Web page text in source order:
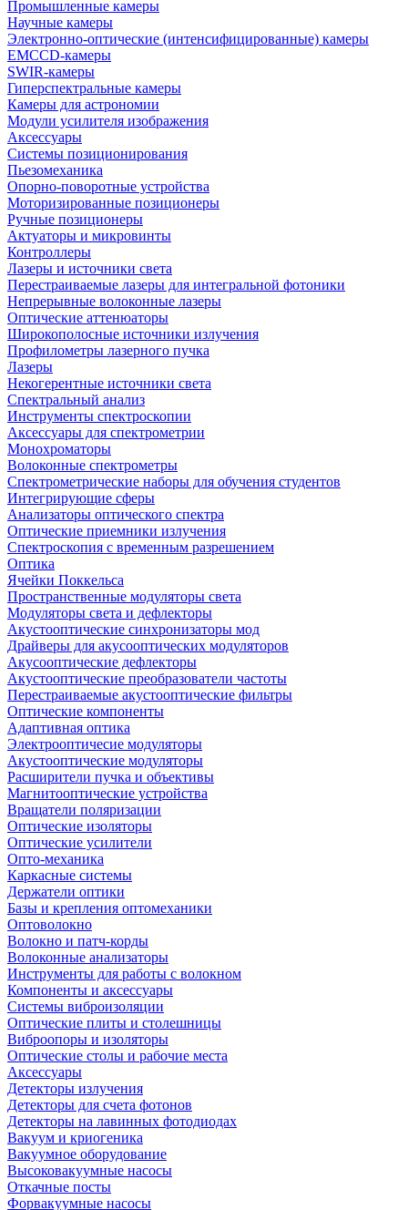
Промышленные камеры
Научные камеры
Электронно-оптические (интенсифицированные) камеры
EMCCD-камеры
SWIR-камеры
Гиперспектральные камеры
Камеры для астрономии
Модули усилителя изображения
Аксессуары
Системы позиционирования
Пьезомеханика
Опорно-поворотные устройства
Моторизированные позиционеры
Ручные позиционеры
Актуаторы и микровинты
Контроллеры
Лазеры и источники света
Перестраиваемые лазеры для интегральной фотоники
Непрерывные волоконные лазеры
Оптические аттенюаторы
Широкополосные источники излучения
Профилометры лазерного пучка
Лазеры
Некогерентные источники света
Спектральный анализ
Инструменты спектроскопии
Аксессуары для спектрометрии
Монохроматоры
Волоконные спектрометры
Спектрометрические наборы для обучения студентов
Интегрирующие сферы
Анализаторы оптического спектра
Оптические приемники излучения
Спектроскопия с временным разрешением
Оптика
Ячейки Поккельса
Пространственные модуляторы света
Модуляторы света и дефлекторы
Акустооптические синхронизаторы мод
Драйверы для акусооптических модуляторов
Акусооптические дефлекторы
Акустооптические преобразователи частоты
Перестраиваемые акустооптические фильтры
Оптические компоненты
Адаптивная оптика
Электрооптичесие модуляторы
Акустооптические модуляторы
Расширители пучка и объективы
Магнитооптические устройства
Вращатели поляризации
Оптические изоляторы
Оптические усилители
Опто-механика
Каркасные системы
Держатели оптики
Базы и крепления оптомеханики
Оптоволокно
Волокно и патч-корды
Волоконные анализаторы
Инструменты для работы с волокном
Компоненты и аксессуары
Системы виброизоляции
Оптические плиты и столешницы
Виброопоры и изоляторы
Оптические столы и рабочие места
Аксессуары
Детекторы излучения
Детекторы для счета фотонов
Детекторы на лавинных фотодиодах
Вакуум и криогеника
Вакуумное оборудование
Высоковакуумные насосы
Откачные посты
Форвакуумные насосы